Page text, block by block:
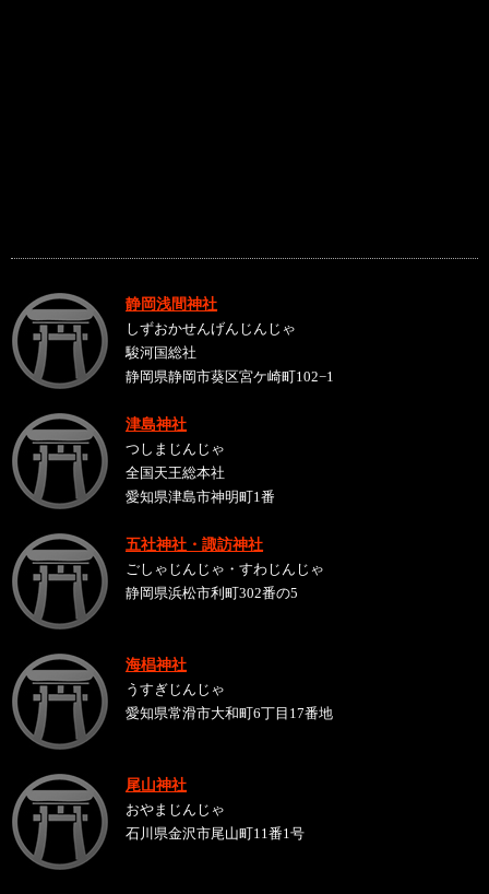
静岡浅間神社
しずおかせんげんじんじゃ
駿河国総社
静岡県静岡市葵区宮ケ崎町102−1
津島神社
つしまじんじゃ
全国天王総本社
愛知県津島市神明町1番
五社神社・諏訪神社
ごしゃじんじゃ・すわじんじゃ
静岡県浜松市利町302番の5
海椙神社
うすぎじんじゃ
愛知県常滑市大和町6丁目17番地
尾山神社
おやまじんじゃ
石川県金沢市尾山町11番1号